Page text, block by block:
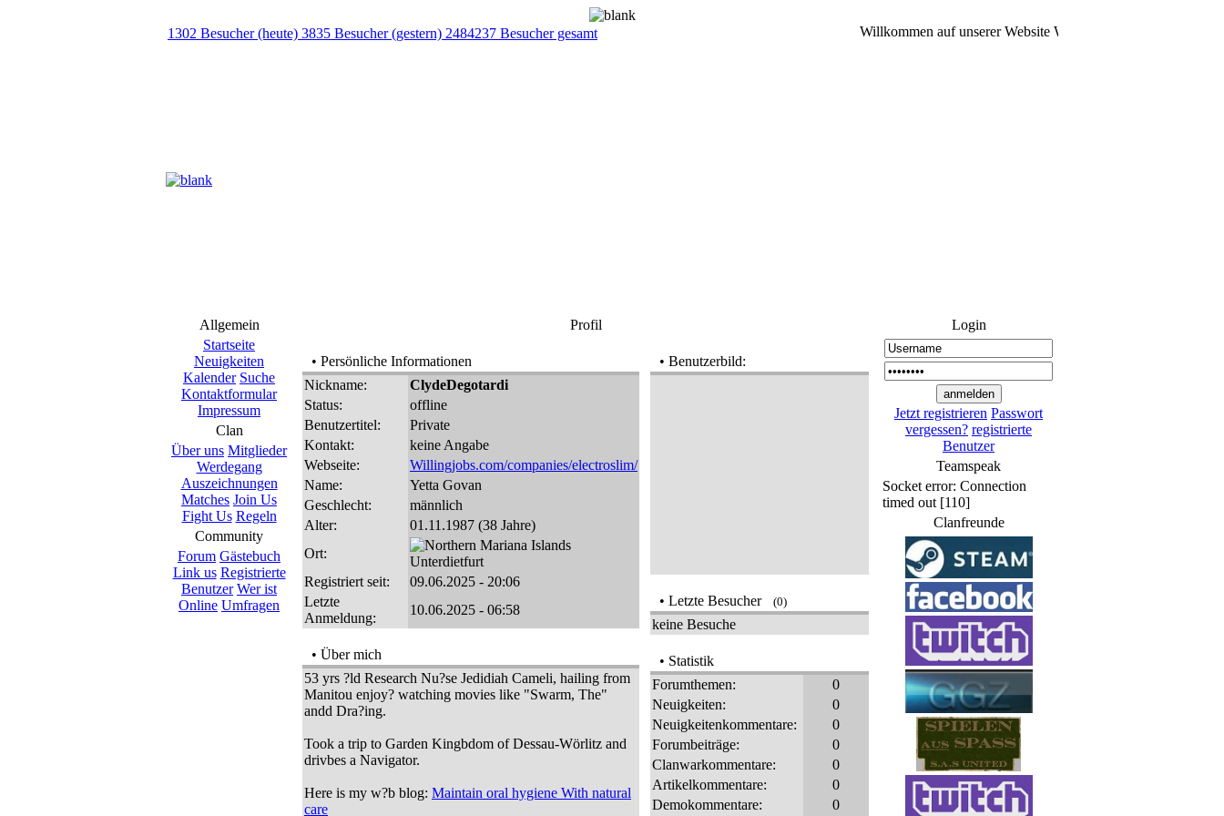
1302 Besucher (heute) 3835 Besucher (gestern) 2484237 Besucher gesamt Willkommen auf unserer Website Wir haben von Ts3 zu
Allgemein
Startseite
Neuigkeiten
Kalender Suche
Kontaktformular
Impressum
Clan
Über uns Mitglieder
Werdegang
Auszeichnungen
Matches Join Us
Fight Us Regeln
Community
Forum Gästebuch
Link us Registrierte
Benutzer Wer ist
Online Umfragen
Profil
• Persönliche Informationen
Nickname:
ClydeDegotardi
Status:
offline
Benutzertitel:
Private
Kontakt:
keine Angabe
Webseite:
Willingjobs.com/companies/electroslim/
Name:
Yetta Govan
Geschlecht:
männlich
Alter:
01.11.1987 (38 Jahre)
Ort:
Unterdietfurt
Registriert seit:
09.06.2025 - 20:06
Letzte
Anmeldung:
10.06.2025 - 06:58
• Über mich
53 yrs ?ld Research Nu?se Jedidiah Cameli, hailing from
Manitou enjoy? watching movies like "Swarm, The"
andd Dra?ing.
Took a trip to Garden Kingbdom of Dessau-Wörlitz and
drivbes a Navigator.
Here is my w?b blog: Maintain oral hygiene With natural
care
• Benutzerbild:
• Letzte Besucher (0)
keine Besuche
• Statistik
Forumthemen:
0
Neuigkeiten:
0
Neuigkeitenkommentare:
0
Forumbeiträge:
0
Clanwarkommentare:
0
Artikelkommentare:
0
Demokommentare:
0
Login
Jetzt registrieren Passwort
vergessen? registrierte
Benutzer
Teamspeak
Socket error: Connection
timed out [110]
Clanfreunde